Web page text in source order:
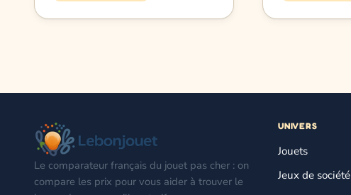
Le comparateur français du jouet pas cher : on
compare les prix pour vous aider à trouver le
UNIVERS
Jouets
Jeux de société